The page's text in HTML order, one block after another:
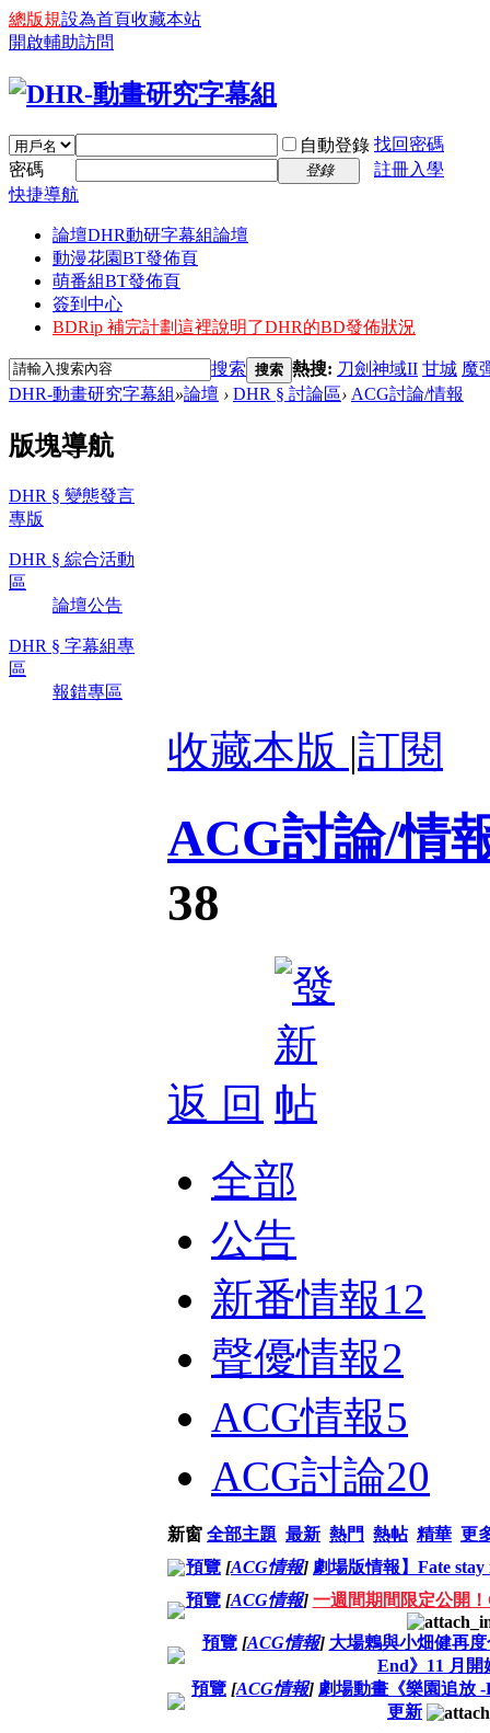
總版規設為首頁收藏本站
開啟輔助訪問
自動登錄 找回密碼
密碼
登錄
註冊入學
快捷導航
論壇DHR動研字幕組論壇
動漫花園BT發佈頁
萌番組BT發佈頁
簽到中心
BDRip 補完計劃這裡說明了DHR的BD發佈狀況
搜索 搜索 熱搜: 刀劍神域II 甘城 魔
DHR-動畫研究字幕組»論壇 › DHR § 討論區› ACG討論/情報
版塊導航
DHR § 變態發言
專版
DHR § 綜合活動
區
論壇公告
DHR § 字幕組專
區
報錯專區
收藏本版 |訂閱
ACG討論/情
38
返 回
全部
公告
新番情報12
聲優情報2
ACG情報5
ACG討論20
新窗 全部主題 最新 熱門 熱帖 精華 更
預覽 [ACG情報] 劇場版情報】Fate
預覽 [ACG情報] 一週間期間限定公開
預覽 [ACG情報] 大場鶇與小畑健再
End》11 月開
預覽 [ACG情報] 劇場動畫《樂園追放 -
更新